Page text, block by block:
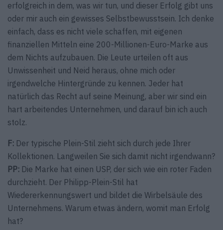
erfolgreich in dem, was wir tun, und dieser Erfolg gibt uns
oder mir auch ein gewisses Selbstbewusstsein. Ich denke
einfach, dass es nicht viele schaffen, mit eigenen
finanziellen Mitteln eine 200-Millionen-Euro-Marke aus
dem Nichts aufzubauen. Die Leute urteilen oft aus
Unwissenheit und Neid heraus, ohne mich oder
irgendwelche Hintergründe zu kennen. Jeder hat
natürlich das Recht auf seine Meinung, aber wir sind ein
hart arbeitendes Unternehmen, und darauf bin ich auch
stolz.
F: Der typische Plein-Stil zieht sich durch jede Ihrer
Kollektionen. Langweilen Sie sich damit nicht irgendwann?
PP: Die Marke hat einen USP, der sich wie ein roter Faden
durchzieht. Der Philipp-Plein-Stil hat
Wiedererkennungswert und bildet die Wirbelsäule des
Unternehmens. Warum etwas ändern, womit man Erfolg
hat?